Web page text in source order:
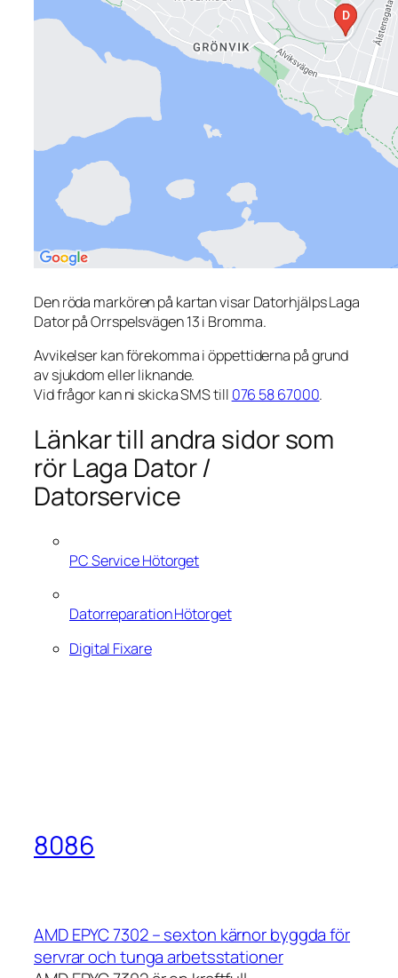
Den röda markören på kartan visar Datorhjälps Laga
Dator på Orrspelsvägen 13 i Bromma.
Avvikelser kan förekomma i öppettiderna på grund
av sjukdom eller liknande.
Vid frågor kan ni skicka SMS till 076 58 67000.
Länkar till andra sidor som
rör Laga Dator /
Datorservice
PC Service Hötorget
Datorreparation Hötorget
Digital Fixare
8086
AMD EPYC 7302 – sexton kärnor byggda för
servrar och tunga arbetsstationer